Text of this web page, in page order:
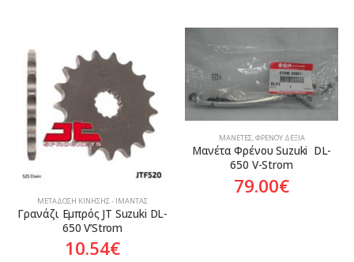
ΜΕΤΆΔΟΣΗ ΚΊΝΗΣΗΣ - ΙΜΆΝΤΑΣ
Γρανάζι Εμπρός JT Suzuki DL-
650 V’Strom
10.54€
ΜΑΝΈΤΕΣ,ΦΡΈΝΟΥ ΔΕΞΙΆ
Μανέτα Φρένου Suzuki  DL-
650 V-Strom
79.00€